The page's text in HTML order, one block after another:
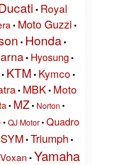
• Royal
• Moto Guzzi •
• Honda•
• Hyosung •
• KTM • Kymco •
• MBK • Moto
• MZ• Norton •
• QJ Motor• Quadro
SYM • Triumph •
Voxan • Yamaha